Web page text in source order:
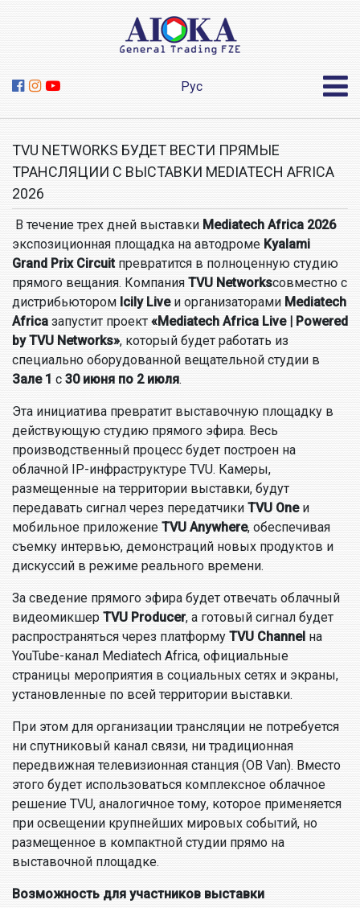
Рус
TVU NETWORKS БУДЕТ ВЕСТИ ПРЯМЫЕ
ТРАНСЛЯЦИИ С ВЫСТАВКИ MEDIATECH AFRICA
2026
В течение трех дней выставки Mediatech Africa 2026
экспозиционная площадка на автодроме Kyalami
Grand Prix Circuitпревратится в полноценную студию
прямого вещания. Компания TVU Networksсовместно с
дистрибьютором Icily Liveи организаторами Mediatech
Africa запустит проект «Mediatech Africa Live | Powered
by TVU Networks», который будет работать из
специально оборудованной вещательной студии в
Зале 1 с 30 июня по 2 июля.
Эта инициатива превратит выставочную площадку в
действующую студию прямого эфира. Весь
производственный процесс будет построен на
облачной IP-инфраструктуре TVU. Камеры,
размещенные на территории выставки, будут
передавать сигнал через передатчики TVU Oneи
мобильное приложение TVU Anywhere, обеспечивая
съемку интервью, демонстраций новых продуктов и
дискуссий в режиме реального времени.
За сведение прямого эфира будет отвечать облачный
видеомикшер TVU Producer, а готовый сигнал будет
распространяться через платформу TVU Channel на
YouTube-канал Mediatech Africa, официальные
страницы мероприятия в социальных сетях и экраны,
установленные по всей территории выставки.
При этом для организации трансляции не потребуется
ни спутниковый канал связи, ни традиционная
передвижная телевизионная станция (OB Van). Вместо
этого будет использоваться комплексное облачное
решение TVU, аналогичное тому, которое применяется
при освещении крупнейших мировых событий, но
размещенное в компактной студии прямо на
выставочной площадке.
Возможность для участников выставки